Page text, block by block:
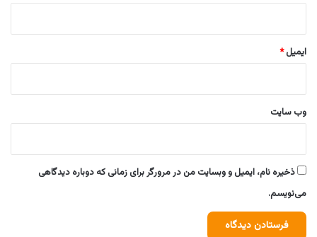
ایمیل*
وب‌ سایت
ذخیره نام، ایمیل و وبسایت من در مرورگر برای زمانی که دوباره دیدگاهی
می‌نویسم.